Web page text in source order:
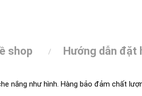
shop Hướng dẫn đặt
nắng như hình. Hàng bảo đảm chất